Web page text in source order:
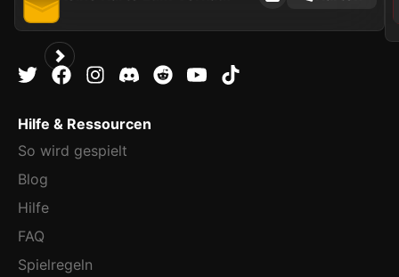
Hilfe & Ressourcen
So wird gespielt
Blog
Hilfe
FAQ
Spielregeln